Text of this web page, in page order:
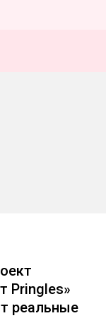
Pringles»
реальные